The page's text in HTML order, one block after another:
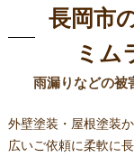
雨漏りなどの被
長岡市
ミム
外壁塗装・屋根塗装
広いご依頼に柔軟に